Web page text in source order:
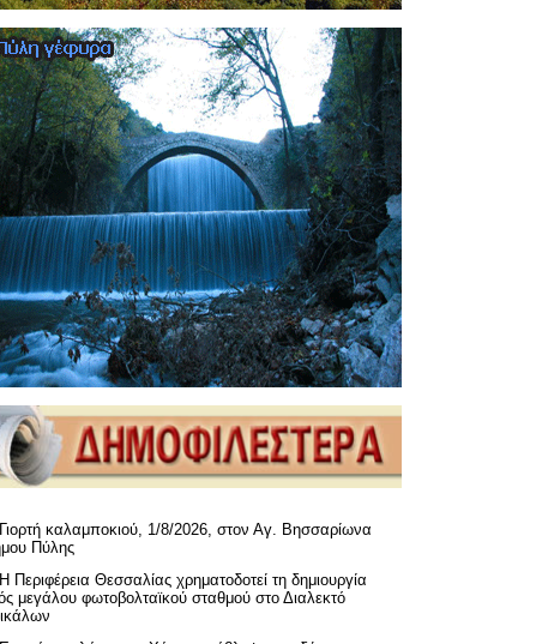
Γιορτή καλαμποκιού, 1/8/2026, στον Αγ. Βησσαρίωνα
Πύλης
H Περιφέρεια Θεσσαλίας χρηματοδοτεί τη δημιουργία
μεγάλου φωτοβολταϊκού σταθμού στο Διαλεκτό